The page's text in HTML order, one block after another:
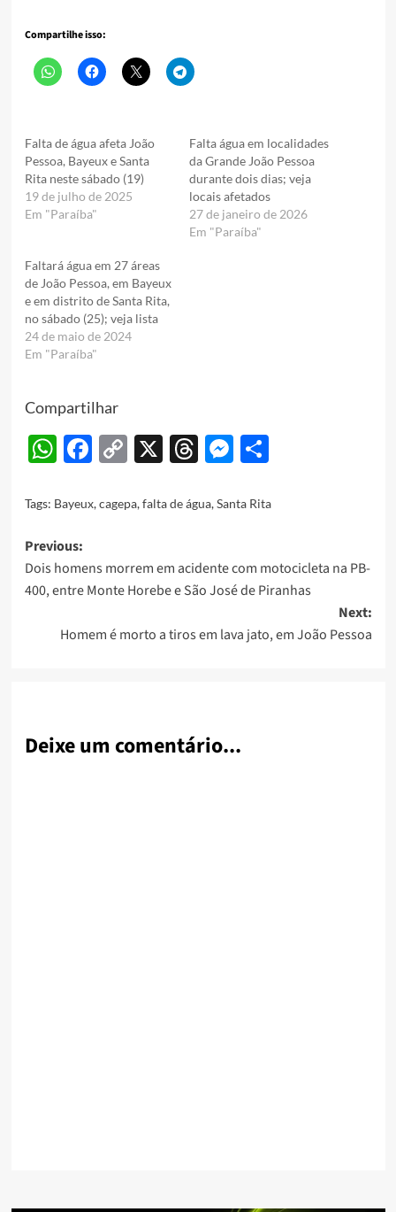
Compartilhe isso:
Falta de água afeta João
Pessoa, Bayeux e Santa
Rita neste sábado (19)
19 de julho de 2025
Em "Paraíba"
Falta água em localidades
da Grande João Pessoa
durante dois dias; veja
locais afetados
27 de janeiro de 2026
Em "Paraíba"
Faltará água em 27 áreas
de João Pessoa, em Bayeux
e em distrito de Santa Rita,
no sábado (25); veja lista
24 de maio de 2024
Em "Paraíba"
Compartilhar
WhatsApp
Facebook
Copy
X Threads
Messenger
Share
Tags: Bayeux,cagepa,falta de água,Santa Rita
Post
navigation
Previous:
Dois homens morrem em acidente com motocicleta na PB-
400, entre Monte Horebe e São José de Piranhas
Next:
Homem é morto a tiros em lava jato, em João Pessoa
Deixe um comentário...